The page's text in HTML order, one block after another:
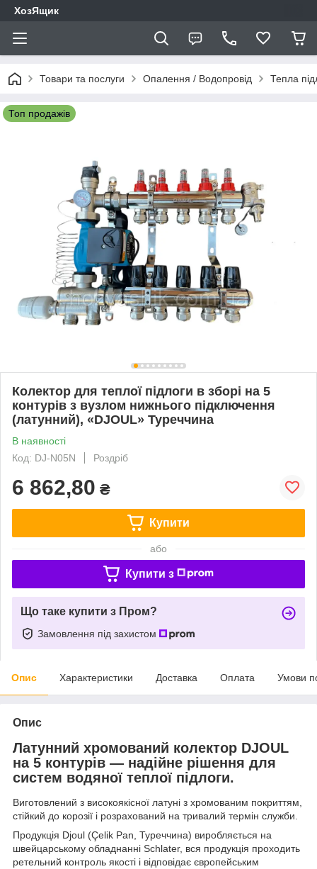
ХозЯщик
Товари та послуги Опалення / Водопровід Тепла
Топ продажів
Колектор для теплої підлоги в зборі на 5
контурів з вузлом нижнього підключення
(латунний), «DJOUL» Туреччина
В наявності
Код: DJ-N05N
Роздріб
6 862,80 ₴
Купити
або
Купити з
Що таке купити з Пром?
Замовлення під захистом
Опис Характеристики Доставка Оплата Умови
Опис
Латунний хромований колектор DJOUL
на 5 контурів — надійне рішення для
систем водяної теплої підлоги.
Виготовлений з високоякісної латуні з хромованим покриттям,
стійкий до корозії і розрахований на тривалий термін служби.
Продукція Djoul (Çelik Pan, Туреччина) виробляється на
швейцарському обладнанні Schlater, вся продукція проходить
ретельний контроль якості і відповідає європейським